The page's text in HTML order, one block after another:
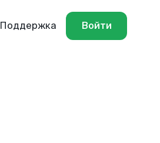
Поддержка Войти